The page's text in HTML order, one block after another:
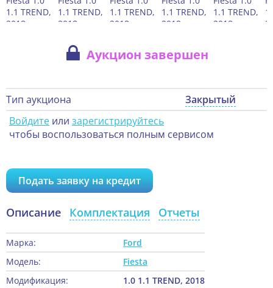
Аукцион завершен
Тип аукциона
Закрытый
Войдите или зарегистрируйтесь
чтобы воспользоваться полным сервисом
Подать заявку на кредит
Описание Комплектация Отчеты
Марка:
Ford
Модель:
Fiesta
Модификация:
1.0 1.1 TREND, 2018